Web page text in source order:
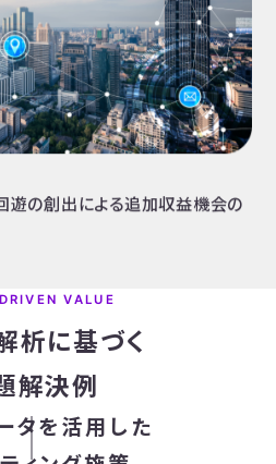
遊の創出による追加収益機会の
VALUE
析に基づく
解決例
タを活用した